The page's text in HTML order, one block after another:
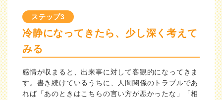
冷静になってきたら、少し深く考えて
みる
ステップ3
感情が収まると、出来事に対して客観的になってきま
す。書き続けているうちに、人間関係のトラブルであ
れば「あのときはこちらの言い方が悪かったな」「相